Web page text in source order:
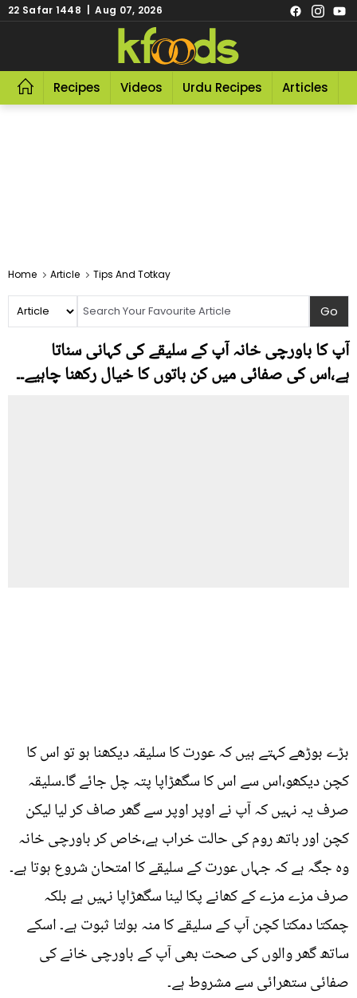
22 Safar 1448 | Aug 07, 2026
Recipes Videos Urdu Recipes Articles
Home Article Tips And Totkay
آپ کا باورچی خانہ آپ کے سلیقے کی کہانی سناتا
ہے،اس کی صفائی میں کن باتوں کا خیال رکھنا چاہیے۔۔
بڑے بوڑھے کہتے ہیں کہ عورت کا سلیقہ دیکھنا ہو تو اس کا
کچن دیکھو،اس سے اس کا سگھڑاپا پتہ چل جائے گا۔سلیقہ
صرف یہ نہیں کہ آپ نے اوپر اوپر سے گھر صاف کر لیا لیکن
کچن اور باتھ روم کی حالت خراب ہے،خاص کر باورچی خانہ
وہ جگہ ہے کہ جہاں عورت کے سلیقے کا امتحان شروع ہوتا ہے۔
صرف مزے مزے کے کھانے پکا لینا سگھڑاپا نہیں ہے بلکہ
چمکتا دمکتا کچن آپ کے سلیقے کا منہ بولتا ثبوت ہے۔ اسکے
ساتھ گھر والوں کی صحت بھی آپ کے باورچی خانے کی
صفائی ستھرائی سے مشروط ہے۔